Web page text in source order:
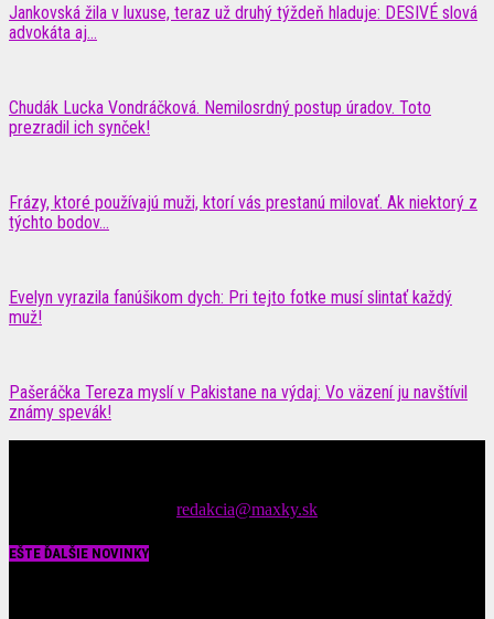
Jankovská žila v luxuse, teraz už druhý týždeň hladuje: DESIVÉ slová
advokáta aj...
Chudák Lucka Vondráčková. Nemilosrdný postup úradov. Toto
prezradil ich synček!
Frázy, ktoré používajú muži, ktorí vás prestanú milovať. Ak niektorý z
týchto bodov...
Evelyn vyrazila fanúšikom dych: Pri tejto fotke musí slintať každý
muž!
Pašeráčka Tereza myslí v Pakistane na výdaj: Vo väzení ju navštívil
známy spevák!
redakcia@maxky.sk
EŠTE ĎALŠIE NOVINKY